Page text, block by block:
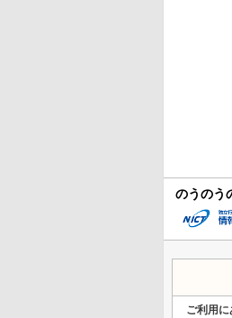
のうのう
ご利用に